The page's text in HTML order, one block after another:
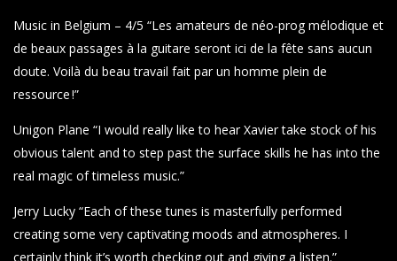
Music in Belgium – 4/5 “Les amateurs de néo-prog mélodique et
de beaux passages à la guitare seront ici de la fête sans aucun
doute. Voilà du beau travail fait par un homme plein de
ressource !”
Unigon Plane “I would really like to hear Xavier take stock of his
obvious talent and to step past the surface skills he has into the
real magic of timeless music.”
Jerry Lucky “Each of these tunes is masterfully performed
creating some very captivating moods and atmospheres. I
certainly think it’s worth checking out and giving a listen.”